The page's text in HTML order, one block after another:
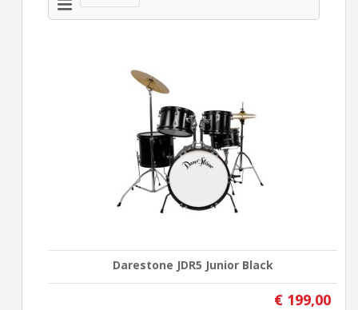
Darestone JDR5 Junior Black
€ 199,00